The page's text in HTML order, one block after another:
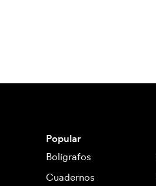
Popular
Bolígrafos
Cuadernos